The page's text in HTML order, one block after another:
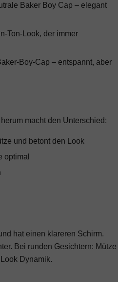
Baker Boy Cap – elegant
Ton-Look, der immer
Boy-Cap – entspannt, aber
macht den Unterschied:
und betont den Look
optimal
hat einen klareren Schirm.
Bei runden Gesichtern: Mütze
Dynamik.